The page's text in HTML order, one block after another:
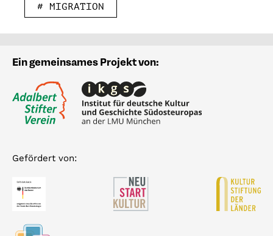
# MIGRATION
Ein gemeinsames Projekt von:
Gefördert von: